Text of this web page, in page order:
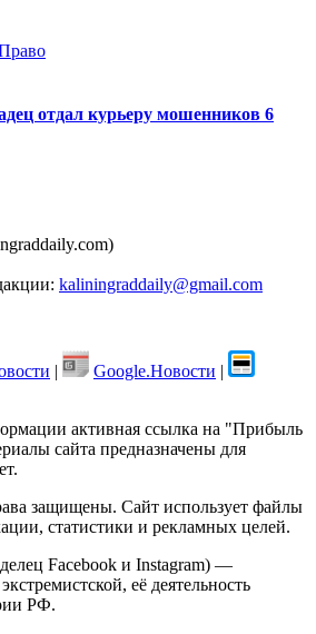
отдал курьеру мошенников 6
kaliningraddaily@gmail.com
| Google.Новости |
активная ссылка на "Прибыль
сайта предназначены для
защищены. Сайт использует файлы
статистики и рекламных целей.
Facebook и Instagram) —
её деятельность
РФ.